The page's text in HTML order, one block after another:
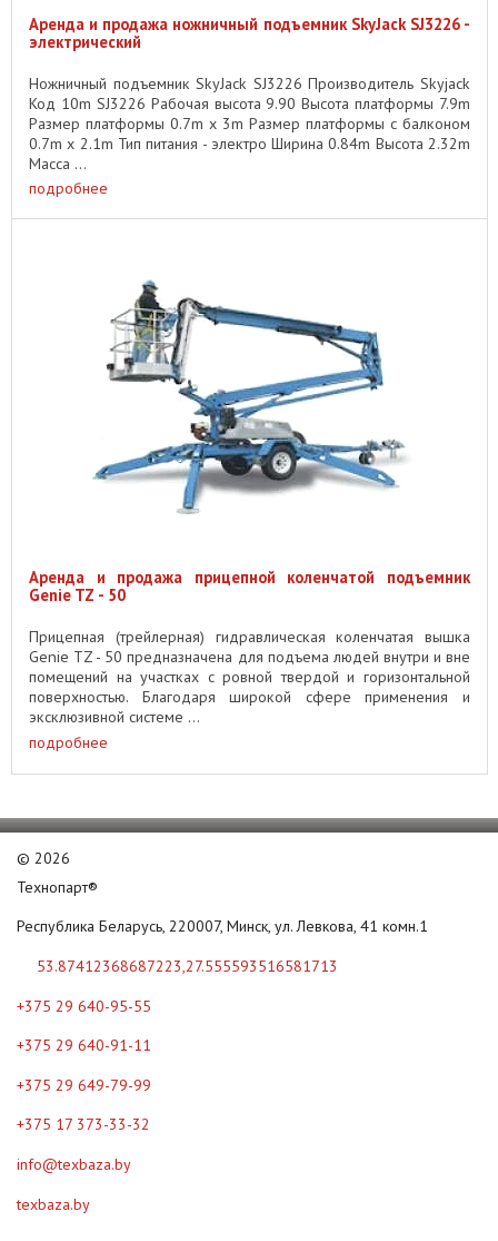
Аренда и продажа ножничный подъемник SkyJack SJ3226 -
электрический
Ножничный подъемник SkyJack SJ3226 Производитель Skyjack
Код 10m SJ3226 Рабочая высота 9.90 Высота платформы 7.9m
Размер платформы 0.7m x 3m Размер платформы с балконом
0.7m x 2.1m Тип питания - электро Ширина 0.84m Высота 2.32m
Масса ...
подробнее
Аренда и продажа прицепной коленчатой подъемник
Genie TZ - 50
Прицепная (трейлерная) гидравлическая коленчатая вышка
Genie TZ - 50 предназначена для подъема людей внутри и вне
помещений на участках с ровной твердой и горизонтальной
поверхностью. Благодаря широкой сфере применения и
эксклюзивной системе ...
подробнее
© 2026
Технопарт®
Республика Беларусь, 220007, Минск, ул. Левкова, 41 комн.1
53.87412368687223,27.555593516581713
+375 29 640-95-55
+375 29 640-91-11
+375 29 649-79-99
+375 17 373-33-32
info@texbaza.by
texbaza.by